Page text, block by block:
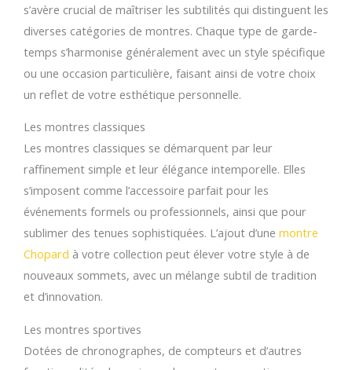
s’avère crucial de maîtriser les subtilités qui distinguent les
diverses catégories de montres. Chaque type de garde-
temps s’harmonise généralement avec un style spécifique
ou une occasion particulière, faisant ainsi de votre choix
un reflet de votre esthétique personnelle.
Les montres classiques
Les montres classiques se démarquent par leur
raffinement simple et leur élégance intemporelle. Elles
s’imposent comme l’accessoire parfait pour les
événements formels ou professionnels, ainsi que pour
sublimer des tenues sophistiquées. L’ajout d’une montre
Chopard à votre collection peut élever votre style à de
nouveaux sommets, avec un mélange subtil de tradition
et d’innovation.
Les montres sportives
Dotées de chronographes, de compteurs et d’autres